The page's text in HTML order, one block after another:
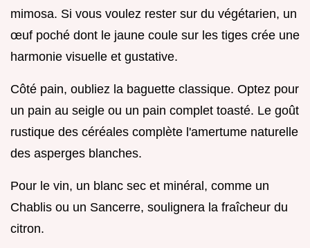
mimosa. Si vous voulez rester sur du végétarien, un
œuf poché dont le jaune coule sur les tiges crée une
harmonie visuelle et gustative.
Côté pain, oubliez la baguette classique. Optez pour
un pain au seigle ou un pain complet toasté. Le goût
rustique des céréales complète l'amertume naturelle
des asperges blanches.
Pour le vin, un blanc sec et minéral, comme un
Chablis ou un Sancerre, soulignera la fraîcheur du
citron.